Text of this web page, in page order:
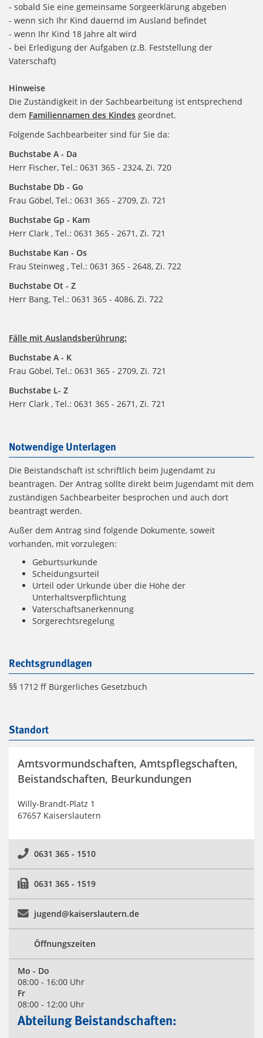
- sobald Sie eine gemeinsame Sorgeerklärung abgeben
- wenn sich Ihr Kind dauernd im Ausland befindet
- wenn Ihr Kind 18 Jahre alt wird
- bei Erledigung der Aufgaben (z.B. Feststellung der
Vaterschaft)
Hinweise
Die Zuständigkeit in der Sachbearbeitung ist entsprechend
dem Familiennamen des Kindes geordnet.
Folgende Sachbearbeiter sind für Sie da:
Buchstabe A - Da
Herr Fischer, Tel.: 0631 365 - 2324, Zi. 720
Buchstabe Db - Go
Frau Göbel, Tel.: 0631 365 - 2709, Zi. 721
Buchstabe Gp - Kam
Herr Clark , Tel.: 0631 365 - 2671, Zi. 721
Buchstabe Kan - Os
Frau Steinweg , Tel.: 0631 365 - 2648, Zi. 722
Buchstabe Ot - Z
Herr Bang, Tel.: 0631 365 - 4086, Zi. 722
Fälle mit Auslandsberührung:
Buchstabe A - K
Frau Göbel, Tel.: 0631 365 - 2709, Zi. 721
Buchstabe L- Z
Herr Clark , Tel.: 0631 365 - 2671, Zi. 721
Notwendige Unterlagen
Die Beistandschaft ist schriftlich beim Jugendamt zu
beantragen. Der Antrag sollte direkt beim Jugendamt mit dem
zuständigen Sachbearbeiter besprochen und auch dort
beantragt werden.
Außer dem Antrag sind folgende Dokumente, soweit
vorhanden, mit vorzulegen:
Geburtsurkunde
Scheidungsurteil
Urteil oder Urkunde über die Höhe der
Unterhaltsverpflichtung
Vaterschaftsanerkennung
Sorgerechtsregelung
Rechtsgrundlagen
§§ 1712 ff Bürgerliches Gesetzbuch
Standort
Amtsvormundschaften, Amtspflegschaften,
Beistandschaften, Beurkundungen
Willy-Brandt-Platz 1
67657 Kaiserslautern
0631 365 - 1510
0631 365 - 1519
jugend@kaiserslautern.de
Öffnungszeiten
Mo - Do
08:00 - 16:00 Uhr
Fr
08:00 - 12:00 Uhr
Abteilung Beistandschaften: